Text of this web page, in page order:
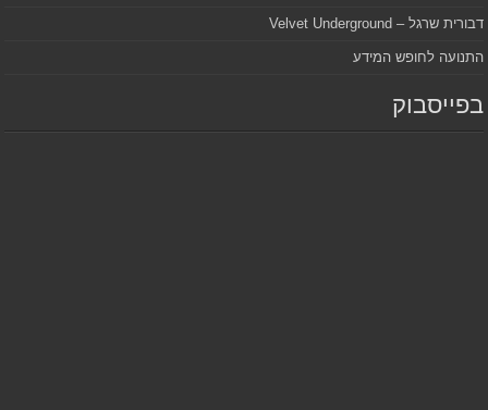
דבורית שרגל – Velvet Underground
התנועה לחופש המידע
בפייסבוק